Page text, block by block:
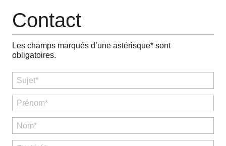
Contact
Contact
Les champs marqués d’une astérisque* sont
obligatoires.